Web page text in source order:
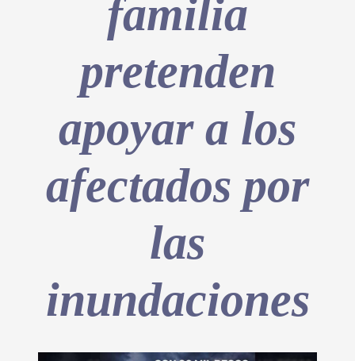
familia
pretenden
apoyar a los
afectados por
las
inundaciones